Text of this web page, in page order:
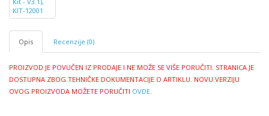
Opis Recenzije (0)
PROIZVOD JE POVUČEN IZ PRODAJE I NE MOŽE SE VIŠE PORUČITI. STRANICA JE
DOSTUPNA ZBOG TEHNIČKE DOKUMENTACIJE O ARTIKLU. NOVU VERZIJU
OVOG PROIZVODA MOŽETE PORUČITI OVDE.